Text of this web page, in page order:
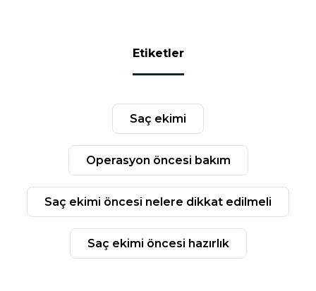
etiketler
saç ekimi
operasyon öncesi bakım
saç ekimi öncesi nelere dikkat edilmeli
saç ekimi öncesi hazırlık